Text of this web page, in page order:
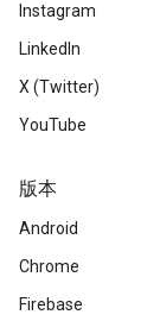
Instagram
LinkedIn
X (Twitter)
YouTube
版本
Android
Chrome
Firebase